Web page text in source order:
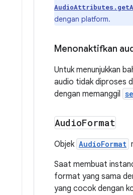
dengan platform.
Menonaktifkan
Untuk menunjukkan
audio tidak diproses
dengan memanggil
AudioFormat
Objek AudioFormat
Saat membuat
format yang sama
yang cocok dengan